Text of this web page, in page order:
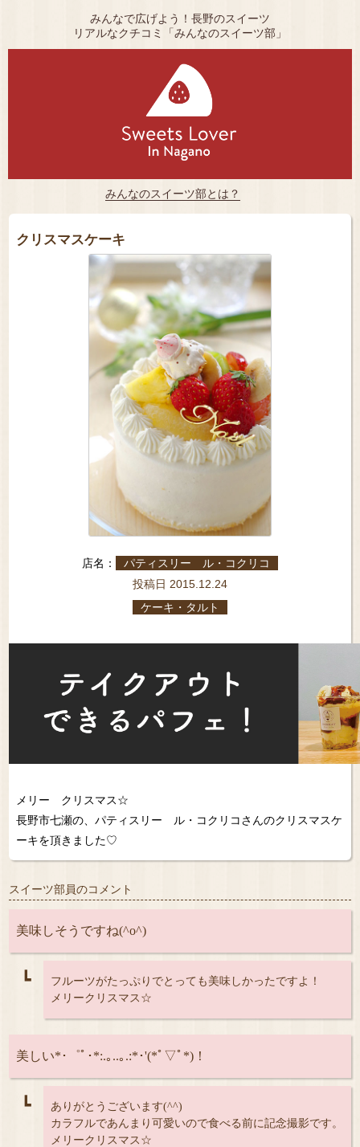
みんなで広げよう！長野のスイーツ
リアルなクチコミ「みんなのスイーツ部」
みんなのスイーツ部とは？
クリスマスケーキ
店名： パティスリー ル・コクリコ
投稿日 2015.12.24
ケーキ・タルト
メリー クリスマス☆
長野市七瀬の、パティスリー ル・コクリコさんのクリスマスケ
ーキを頂きました♡
スイーツ部員のコメント
美味しそうですね(^o^)
┗
フルーツがたっぷりでとっても美味しかったですよ！
メリークリスマス☆
美しい*･゜ﾟ･*:.｡..｡.:*･'(*ﾟ▽ﾟ*)！
┗
ありがとうございます(^^)
カラフルであんまり可愛いので食べる前に記念撮影です。
メリークリスマス☆